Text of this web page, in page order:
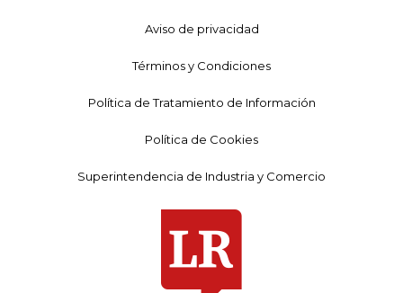
Aviso de privacidad
Términos y Condiciones
Política de Tratamiento de Información
Política de Cookies
Superintendencia de Industria y Comercio